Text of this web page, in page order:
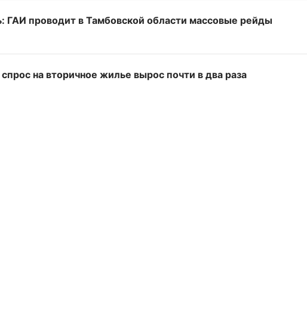
ГАИ проводит в Тамбовской области массовые рейды
на вторичное жилье вырос почти в два раза